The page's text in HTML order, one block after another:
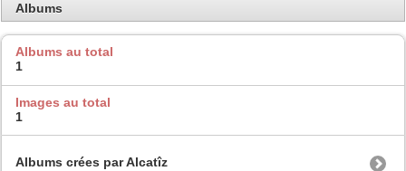
Albums
Albums au total
1
Images au total
1
Albums crées par Alcatîz